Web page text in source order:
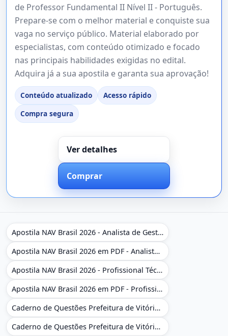
de Professor Fundamental II Nível II - Português.
Prepare-se com o melhor material e conquiste sua
vaga no serviço público. Material elaborado por
especialistas, com conteúdo otimizado e focado
nas principais habilidades exigidas no edital.
Adquira já a sua apostila e garanta sua aprovação!
Conteúdo atualizado
Acesso rápido
Compra segura
Ver detalhes
Comprar
Apostila NAV Brasil 2026 - Analista de Gestão
Apostila NAV Brasil 2026 em PDF - Analista de Gestão
Apostila NAV Brasil 2026 - Profissional Técnico de Navegação Aérea - Operador de Torre de Controle
Apostila NAV Brasil 2026 em PDF - Profissional Técnico de Navegação Aérea - Operador de Torre de Controle
Caderno de Questões Prefeitura de Vitória da Conquista - BA - Conhecimentos Gerais - 450 Questões Gabaritadas
Caderno de Questões Prefeitura de Vitória da Conquista em PDF - BA - Conhecimentos Gerais - 450 Questões Gabaritadas